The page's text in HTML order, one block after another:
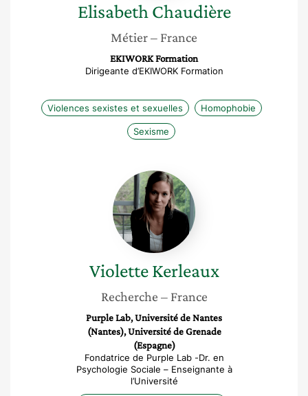
Elisabeth Chaudière
Métier– France
EKIWORK Formation
Dirigeante d’EKIWORK Formation
Violences sexistes et sexuelles Homophobie
Sexisme
Violette
Kerleaux
Violette Kerleaux
Recherche – France
Purple Lab, Université de Nantes
(Nantes), Université de Grenade
(Espagne)
Fondatrice de Purple Lab -Dr. en
Psychologie Sociale – Enseignante à
l’Université